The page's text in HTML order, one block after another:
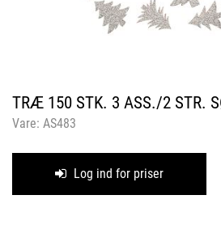
TRÆ 150 STK. 3 ASS./2 STR.
Vare: AS483
Log ind for priser